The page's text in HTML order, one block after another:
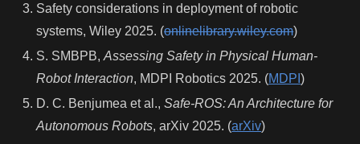
Safety considerations in deployment of robotic
systems, Wiley 2025. (onlinelibrary.wiley.com)
S. SMBPB,Assessing Safety in Physical Human-
Robot Interaction, MDPI Robotics 2025. (MDPI)
D. C. Benjumea et al.,Safe-ROS: An Architecture for
Autonomous Robots, arXiv 2025. (arXiv)